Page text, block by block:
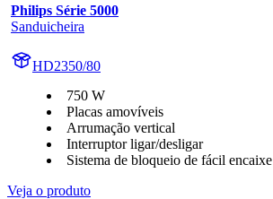
Philips Série 5000
Sanduicheira
HD2350/80
750 W
Placas amovíveis
Arrumação vertical
Interruptor ligar/desligar
Sistema de bloqueio de fácil encaixe
Veja o produto